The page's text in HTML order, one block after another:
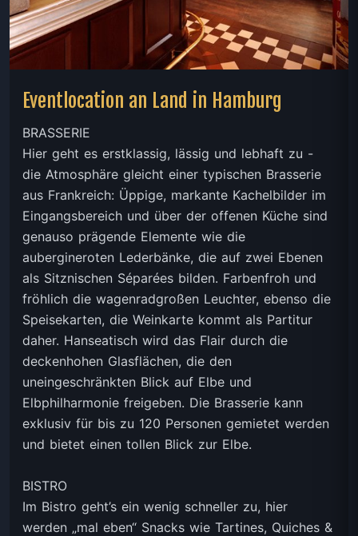
Eventlocation an Land in Hamburg
BRASSERIE
Hier geht es erstklassig, lässig und lebhaft zu -
die Atmosphäre gleicht einer typischen Brasserie
aus Frankreich: Üppige, markante Kachelbilder im
Eingangsbereich und über der offenen Küche sind
genauso prägende Elemente wie die
aubergineroten Lederbänke, die auf zwei Ebenen
als Sitznischen Séparées bilden. Farbenfroh und
fröhlich die wagenradgroßen Leuchter, ebenso die
Speisekarten, die Weinkarte kommt als Partitur
daher. Hanseatisch wird das Flair durch die
deckenhohen Glasflächen, die den
uneingeschränkten Blick auf Elbe und
Elbphilharmonie freigeben. Die Brasserie kann
exklusiv für bis zu 120 Personen gemietet werden
und bietet einen tollen Blick zur Elbe.
BISTRO
Im Bistro geht’s ein wenig schneller zu, hier
werden „mal eben“ Snacks wie Tartines, Quiches &